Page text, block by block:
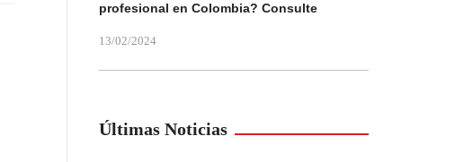
profesional en Colombia? Consulte
13/02/2024
Últimas Noticias